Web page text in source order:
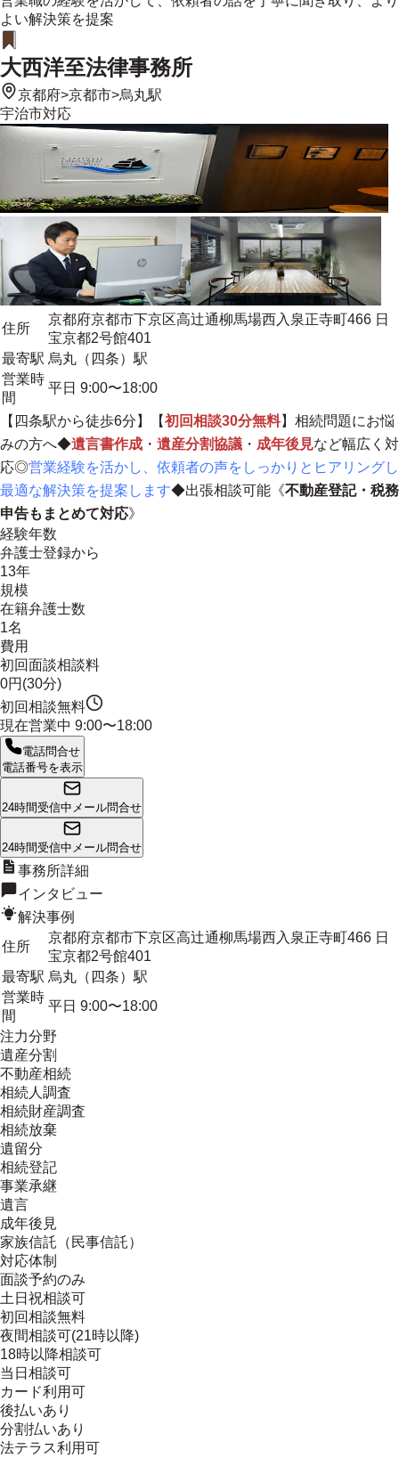
よい解決策を提案
大西洋至法律事務所
京都府>京都市>烏丸駅
宇治市対応
住所
京都府京都市下京区高辻通柳馬場西入泉正寺町466 日
宝京都2号館401
最寄駅 烏丸（四条）駅
営業時
間
平日 9:00〜18:00
【四条駅から徒歩6分】【初回相談30分無料】相続問題にお悩
みの方へ◆遺言書作成 ・ 遺産分割協議 ・ 成年後見など幅広く対
応◎営業経験を活かし、依頼者の声をしっかりとヒアリングし
最適な解決策を提案します◆出張相談可能《不動産登記・税務
申告もまとめて対応》
経験年数
弁護士登録から
13年
規模
在籍弁護士数
1名
費用
初回面談相談料
0円(30分)
初回相談無料
現在営業中 9:00〜18:00
電話問合せ
電話番号を表示
24時間受信中 メール問合せ
24時間受信中 メール問合せ
事務所詳細
インタビュー
解決事例
住所
京都府京都市下京区高辻通柳馬場西入泉正寺町466 日
宝京都2号館401
最寄駅 烏丸（四条）駅
営業時
間
平日 9:00〜18:00
注力分野
遺産分割
不動産相続
相続人調査
相続財産調査
相続放棄
遺留分
相続登記
事業承継
遺言
成年後見
家族信託（民事信託）
対応体制
面談予約のみ
土日祝相談可
初回相談無料
夜間相談可(21時以降)
18時以降相談可
当日相談可
カード利用可
後払いあり
分割払いあり
法テラス利用可